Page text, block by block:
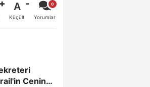
A
Küçült Yorumlar
Cenin